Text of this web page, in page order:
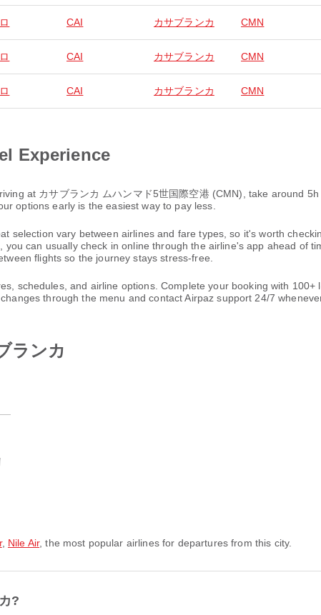
CAI カサブランカ CMN
CAI カサブランカ CMN
CAI カサブランカ CMN
Experience
at カサブランカ ムハンマド5世国際空港 (CMN), take around
options early is the easiest way to pay less.
selection vary between airlines and fare types, so it's worth
can usually check in online through the airline's app ahead of
flights so the journey stays stress-free.
schedules, and airline options. Complete your booking with 100+
through the menu and contact Airpaz support 24/7
ランカ
, Nile Air, the most popular airlines for departures from this city.
?